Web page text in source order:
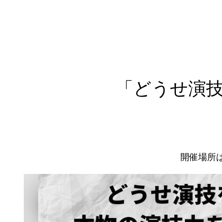
「どうせ演
開催場所